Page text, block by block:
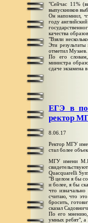
"Сейчас 11%
выпускников
Он напомнил,
году
качества
"Взяли
Эти
отметил Музаев.
По его
министра
сдаче экзамена
ЕГЭ в
ректор
8.06.17
Ректор МГУ
стал более
МГУ имени
Quacquarelli
"В целом я бы
и более, я бы
что
считаю, что
бросить,
сказал
По его мнению,
умных ребят", а